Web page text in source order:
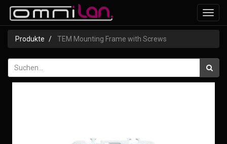
ein-/
Produkte
TEM Mounting Frame with Screws